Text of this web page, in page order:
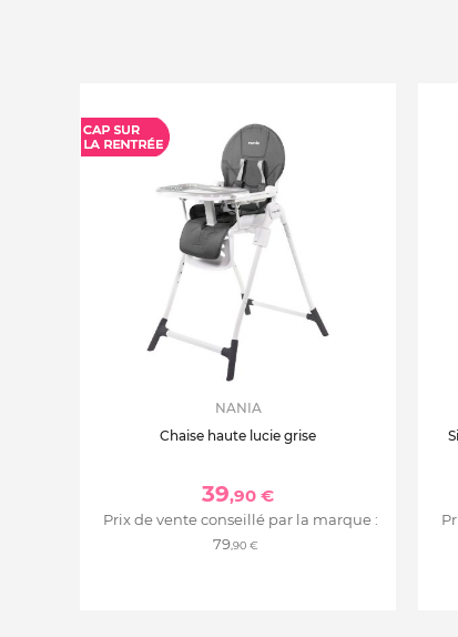
NANIA
Chaise haute lucie grise
39,90 €
Prix de vente conseillé par la marque :
79,90 €